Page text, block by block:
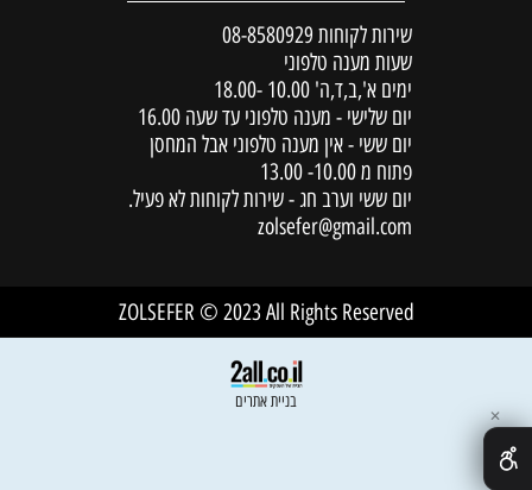
שירות לקוחות 08-8580929
שעות מענה טלפוני
ימים א',ב,ד,ה' 10.00 -18.00
יום שלישי - מענה טלפוני עד שעה 16.00
יום ששי - אין מענה טלפוני אבל המחסן
פתוח מ 10.00- 13.00
יום ששי וערב חג - שירות לקוחות לא פעיל.
zolsefer@gmail.com
ZOLSEFER © 2023 All Rights Reserved
בניית אתרים
✕